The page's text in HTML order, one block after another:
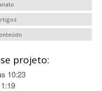
projeto:
10:23